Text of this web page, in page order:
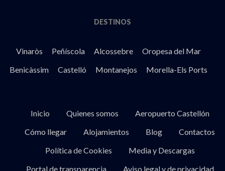
DESTINOS
Vinaròs Peñíscola Alcossebre
Oropesa del Mar
Benicàssim
Castelló Montanejos Morella-Els Ports
Inicio Quienes somos
Aeropuerto Castellón
Cómo llegar
Alojamientos Blog
Contactos
Política de Cookies
Media y Descargas
Portal de transparencia
Aviso legal y de privacidad